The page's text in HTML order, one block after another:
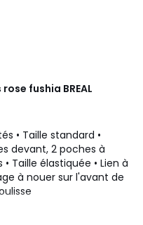
fushia BREAL
Taille standard •
devant, 2 poches à
Taille élastiquée • Lien à
à nouer sur l'avant de